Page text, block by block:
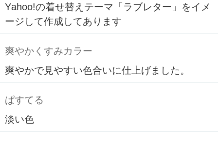
Yahoo!の着せ替えテーマ「ラブレター」をイメ
ージして作成してあります
爽やかくすみカラー
爽やかで見やすい色合いに仕上げました。
ぱすてる
淡い色